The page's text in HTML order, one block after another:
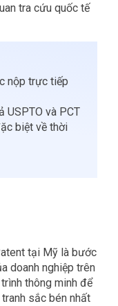
tra cứu quốc tế
nộp trực tiếp
USPTO và PCT
biệt về thời
tại Mỹ là bước
doanh nghiệp trên
thông minh để
sắc bén nhất